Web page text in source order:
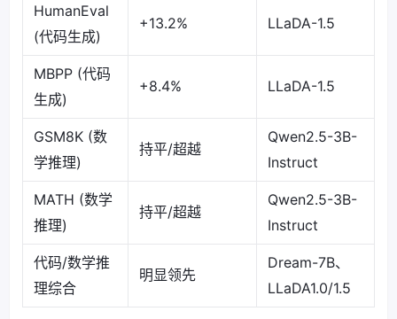
HumanEval
(代码生成)
+13.2% LLaDA-1.5
MBPP (代码
生成)
+8.4% LLaDA-1.5
GSM8K (数
学推理)
持平/超越
Qwen2.5-3B-
Instruct
MATH (数学
推理)
持平/超越
Qwen2.5-3B-
Instruct
代码/数学推
理综合
明显领先
Dream-7B、
LLaDA1.0/1.5